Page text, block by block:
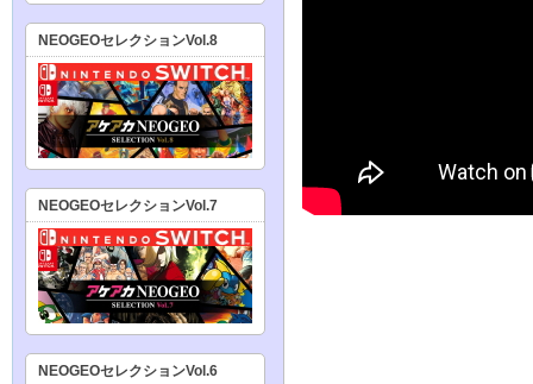
NEOGEOセレクションVol.8
NEOGEOセレクションVol.7
NEOGEOセレクションVol.6